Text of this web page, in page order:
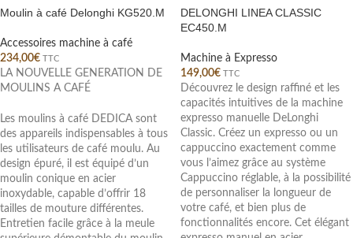
Moulin à café Delonghi KG520.M
Accessoires machine à café
234,00€ TTC
LA NOUVELLE GENERATION DE
MOULINS A CAFÉ
Les moulins à café DEDICA sont
des appareils indispensables à tous
les utilisateurs de café moulu. Au
design épuré, il est équipé d’un
moulin conique en acier
inoxydable, capable d’offrir 18
tailles de mouture différentes.
Entretien facile grâce à la meule
DELONGHI LINEA CLASSIC
EC450.M
Machine à Expresso
149,00€ TTC
Découvrez le design raffiné et les
capacités intuitives de la machine
expresso manuelle DeLonghi
Classic. Créez un expresso ou un
cappuccino exactement comme
vous l’aimez grâce au système
Cappuccino réglable, à la possibilité
de personnaliser la longueur de
votre café, et bien plus de
fonctionnalités encore. Cet élégant